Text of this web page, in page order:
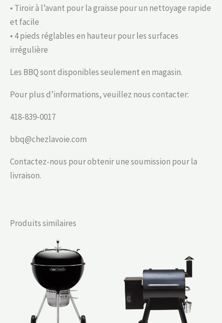
• Tiroir à l’avant pour la graisse pour un nettoyage rapide
et facile
• 4 pieds réglables en hauteur pour les surfaces
irrégulière
Les BBQ sont disponibles seulement en magasin.
Pour plus d’informations, veuillez nous contacter:
418-839-0017
bbq@chezlavoie.com
Contactez-nous pour obtenir une soumission pour la
livraison.
Produits similaires